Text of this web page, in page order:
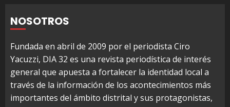
NOSOTROS
Fundada en abril de 2009 por el periodista Ciro
Yacuzzi, DIA 32 es una revista periodística de interés
general que apuesta a fortalecer la identidad local a
través de la información de los acontecimientos más
importantes del ámbito distrital y sus protagonistas,